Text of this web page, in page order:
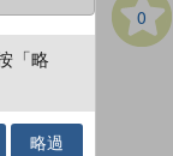
0
「略
略過